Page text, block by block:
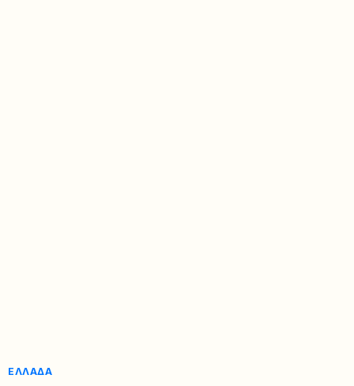
ΕΛΛΆΔΑ